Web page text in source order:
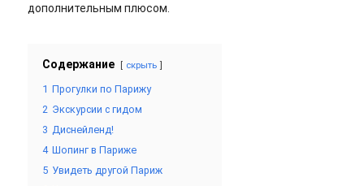
дополнительным плюсом.
Содержание скрыть
1 Прогулки по Парижу
2 Экскурсии с гидом
3 Диснейленд!
4 Шопинг в Париже
5 Увидеть другой Париж